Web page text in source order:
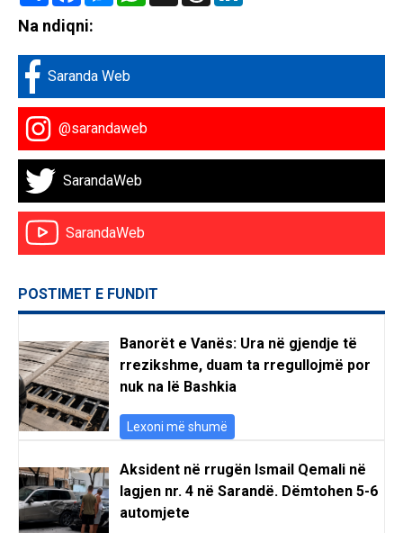
Na ndiqni:
Saranda Web
@sarandaweb
SarandaWeb
SarandaWeb
POSTIMET E FUNDIT
Banorët e Vanës: Ura në gjendje të
rrezikshme, duam ta rregullojmë por
nuk na lë Bashkia
Lexoni më shumë
Aksident në rrugën Ismail Qemali në
lagjen nr. 4 në Sarandë. Dëmtohen 5-6
automjete